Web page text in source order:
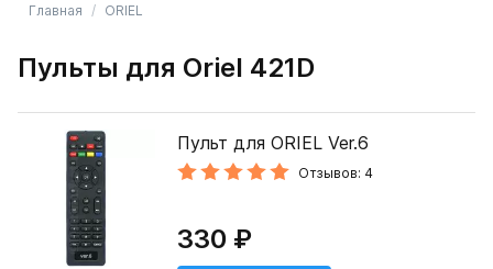
Главная ORIEL
Пульты для Oriel 421D
Пульт для ORIEL Ver.6
Отзывов: 4
330 ₽